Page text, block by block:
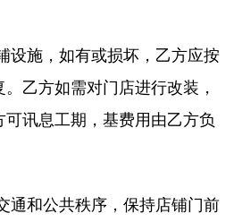
设施，如有或损坏，乙方应按
乙方如需对门店进行改装，
讯息工期，基费用由乙方负
通和公共秩序，保持店铺门前